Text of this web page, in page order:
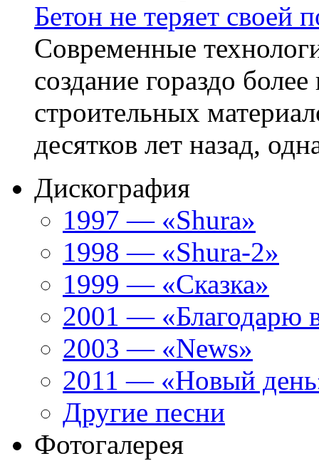
Бетон не теряет своей
Современные
создание гораздо
строительных
десятков лет назад,
Дискография
1997 — «Shura»
1998 — «Shura-2»
1999 — «Сказка»
2001 — «Благодарю
2003 — «News»
2011 — «Новый
Другие песни
Фотогалерея